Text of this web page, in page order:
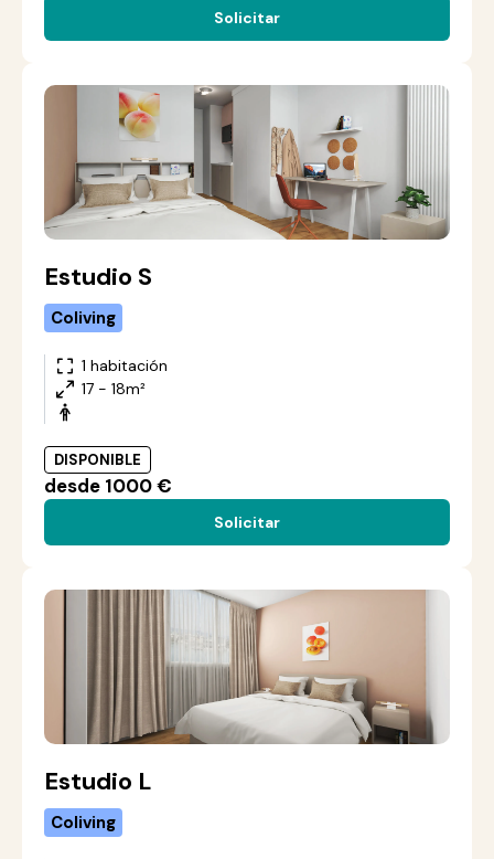
Solicitar
Estudio S
Coliving
1 habitación
17 - 18m²
DISPONIBLE
desde 1000 €
Solicitar
Estudio L
Coliving